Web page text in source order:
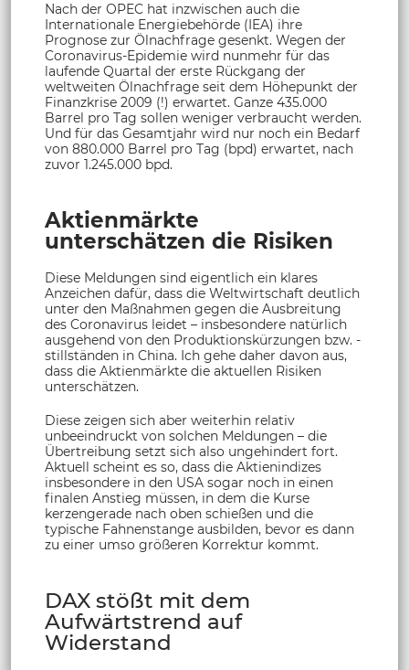
Nach der OPEC hat inzwischen auch die
Internationale Energiebehörde (IEA) ihre
Prognose zur Ölnachfrage gesenkt. Wegen der
Coronavirus-Epidemie wird nunmehr für das
laufende Quartal der erste Rückgang der
weltweiten Ölnachfrage seit dem Höhepunkt der
Finanzkrise 2009 (!) erwartet. Ganze 435.000
Barrel pro Tag sollen weniger verbraucht werden.
Und für das Gesamtjahr wird nur noch ein Bedarf
von 880.000 Barrel pro Tag (bpd) erwartet, nach
zuvor 1.245.000 bpd.
Aktienmärkte
unterschätzen die Risiken
Diese Meldungen sind eigentlich ein klares
Anzeichen dafür, dass die Weltwirtschaft deutlich
unter den Maßnahmen gegen die Ausbreitung
des Coronavirus leidet – insbesondere natürlich
ausgehend von den Produktionskürzungen bzw. -
stillständen in China. Ich gehe daher davon aus,
dass die Aktienmärkte die aktuellen Risiken
unterschätzen.
Diese zeigen sich aber weiterhin relativ
unbeeindruckt von solchen Meldungen – die
Übertreibung setzt sich also ungehindert fort.
Aktuell scheint es so, dass die Aktienindizes
insbesondere in den USA sogar noch in einen
finalen Anstieg müssen, in dem die Kurse
kerzengerade nach oben schießen und die
typische Fahnenstange ausbilden, bevor es dann
zu einer umso größeren Korrektur kommt.
DAX stößt mit dem
Aufwärtstrend auf
Widerstand